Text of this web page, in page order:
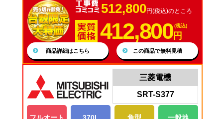
512,800円(税込)のところ
412,800(税込)
円
商品詳細はこちら この商品で無料見積
三菱電機
SRT-S377